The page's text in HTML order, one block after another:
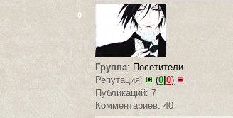
0
Группа: Посетители
Репутация:
(0 |0)
Публикаций: 7
Комментариев: 40